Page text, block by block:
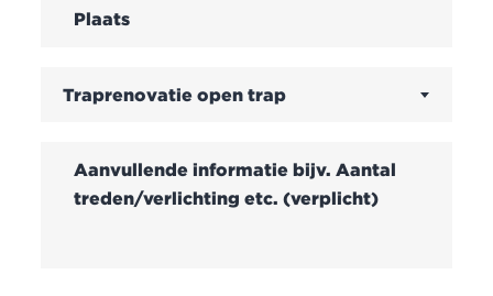
Traprenovatie open trap